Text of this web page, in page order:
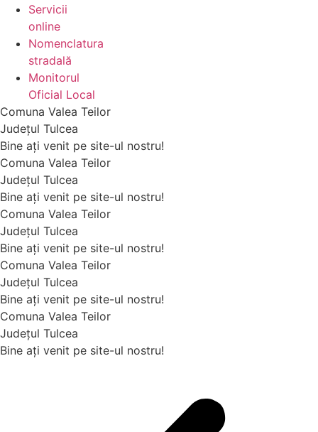
Servicii
online
Nomenclatura
stradală
Monitorul
Oficial Local
Comuna Valea Teilor
Județul Tulcea
Bine ați venit pe site-ul nostru!
Comuna Valea Teilor
Județul Tulcea
Bine ați venit pe site-ul nostru!
Comuna Valea Teilor
Județul Tulcea
Bine ați venit pe site-ul nostru!
Comuna Valea Teilor
Județul Tulcea
Bine ați venit pe site-ul nostru!
Comuna Valea Teilor
Județul Tulcea
Bine ați venit pe site-ul nostru!